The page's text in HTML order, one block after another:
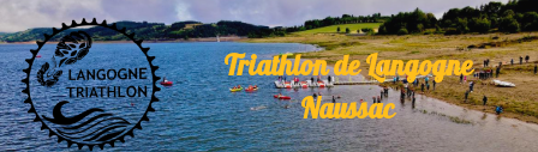
Aller
au
contenu
Triathlon de Langogne
Naussac